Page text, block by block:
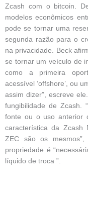
Zcash com o bitcoin.
modelos econômicos
pode se tornar uma
segunda razão para o
na privacidade. Beck
se tornar um veículo de
como a primeira
acessível ‘offshore’, ou
assim dizer”, escreve
fungibilidade de Zcash.
fonte ou o uso anterior
característica da Zcash
ZEC são os
propriedade é
líquido de troca ”.